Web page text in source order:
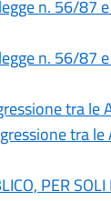
n. 56/87
n. 56/87
tra le
tra
PER